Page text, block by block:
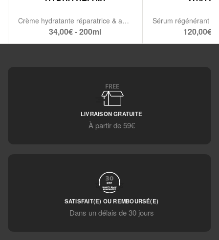
Crème hydratante réparatrice & apaisante
34,00€ - 200ml 120,00€ -
LIVRAISON GRATUITE
À partir de 59€
SATISFAIT(E) OU REMBOURSÉ(E)
Dans un délais de 30 jours